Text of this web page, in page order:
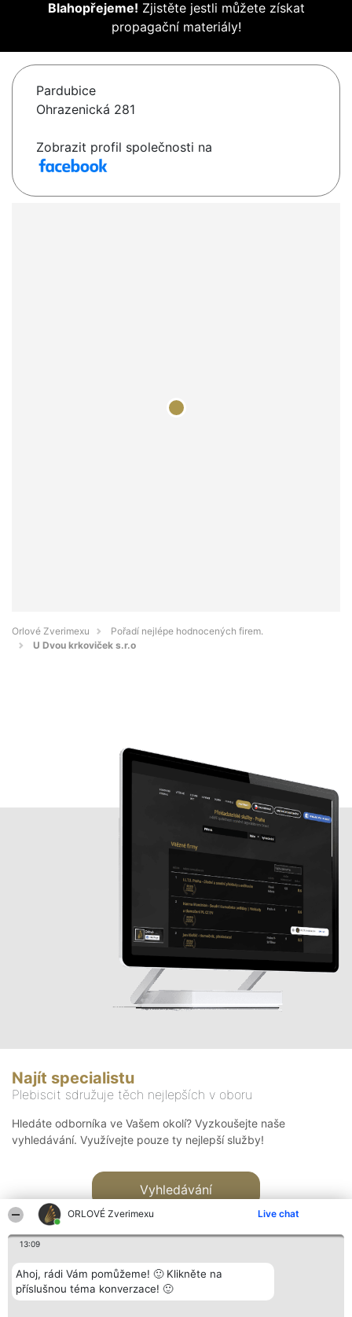
ORLOVÉ Zverimexu Live chat
13:09
Ahoj, rádi Vám pomůžeme! 🙂 Klikněte na
příslušnou téma konverzace! 🙂
Blahopřejeme! Zjistěte jestli můžete získat
propagační materiály!
Pardubice
Ohrazenická 281
Zobrazit profil společnosti na
Orlové Zverimexu
Pořadí nejlépe hodnocených firem.
U Dvou krkoviček s.r.o
Najít specialistu
Plebiscit sdružuje těch nejlepších v oboru
Hledáte odborníka ve Vašem okolí? Vyzkoušejte naše
vyhledávání. Využívejte pouze ty nejlepší služby!
Vyhledávání